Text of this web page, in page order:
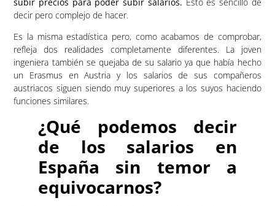
decir pero complejo de hacer.
Es la misma estadística pero, como acabamos de comprobar,
refleja dos realidades completamente diferentes. La joven
ingeniera también se quejaba de su salario ya que había hecho
un Erasmus en Austria y los salarios de sus compañeros
austriacos siguen siendo muy superiores a los suyos haciendo
funciones similares.
¿Qué podemos decir
de los salarios en
España sin temor a
equivocarnos?